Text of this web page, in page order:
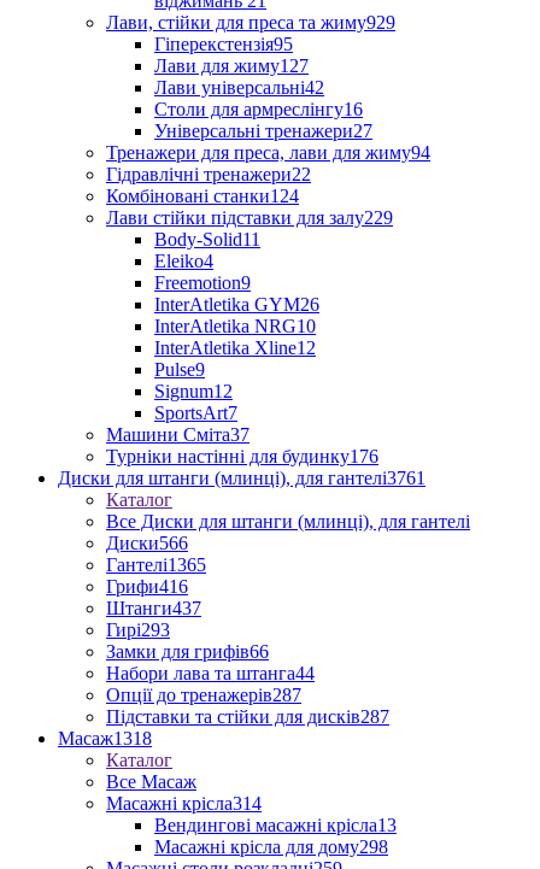
Лави, стійки для преса та жиму929
Гіперекстензія95
Лави для жиму127
Лави універсальні42
Столи для армреслінгу16
Універсальні тренажери27
Тренажери для преса, лави для жиму94
Гідравлічні тренажери22
Комбіновані станки124
Лави стійки підставки для залу229
Body-Solid11
Eleiko4
Freemotion9
InterAtletika GYM26
InterAtletika NRG10
InterAtletika Xline12
Pulse9
Signum12
SportsArt7
Машини Сміта37
Турніки настінні для будинку176
Диски для штанги (млинці), для гантелі3761
Каталог
Все Диски для штанги (млинці), для гантелі
Диски566
Гантелі1365
Грифи416
Штанги437
Гирі293
Замки для грифів66
Набори лава та штанга44
Опції до тренажерів287
Підставки та стійки для дисків287
Масаж1318
Каталог
Все Масаж
Масажні крісла314
Вендингові масажні крісла13
Масажні крісла для дому298